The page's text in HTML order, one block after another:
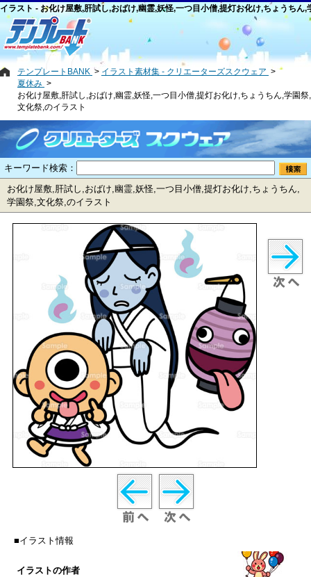
イラスト - お化け屋敷,肝試し,おばけ,幽霊,妖怪,一つ目小僧,提灯お化け,ちょうちん,
テンプレートBANK
イラスト素材集 - クリエーターズスクウェア
夏休み
お化け屋敷,肝試し,おばけ,幽霊,妖怪,一つ目小僧,提灯お化け,ちょうちん,学園祭,
文化祭,のイラスト
キーワード検索：
お化け屋敷,肝試し,おばけ,幽霊,妖怪,一つ目小僧,提灯お化け,ちょうちん,
学園祭,文化祭,のイラスト
■イラスト情報
イラストの作者